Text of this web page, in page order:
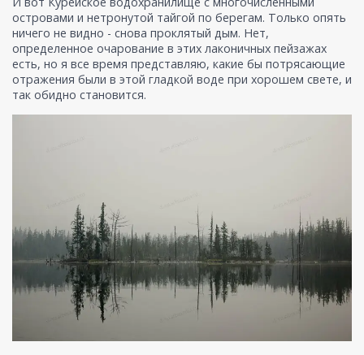
островами и нетронутой тайгой по берегам. Только опять
ничего не видно - снова проклятый дым. Нет,
определенное очарование в этих лаконичных пейзажах
есть, но я все время представляю, какие бы потрясающие
отражения были в этой гладкой воде при хорошем свете, и
так обидно становится.